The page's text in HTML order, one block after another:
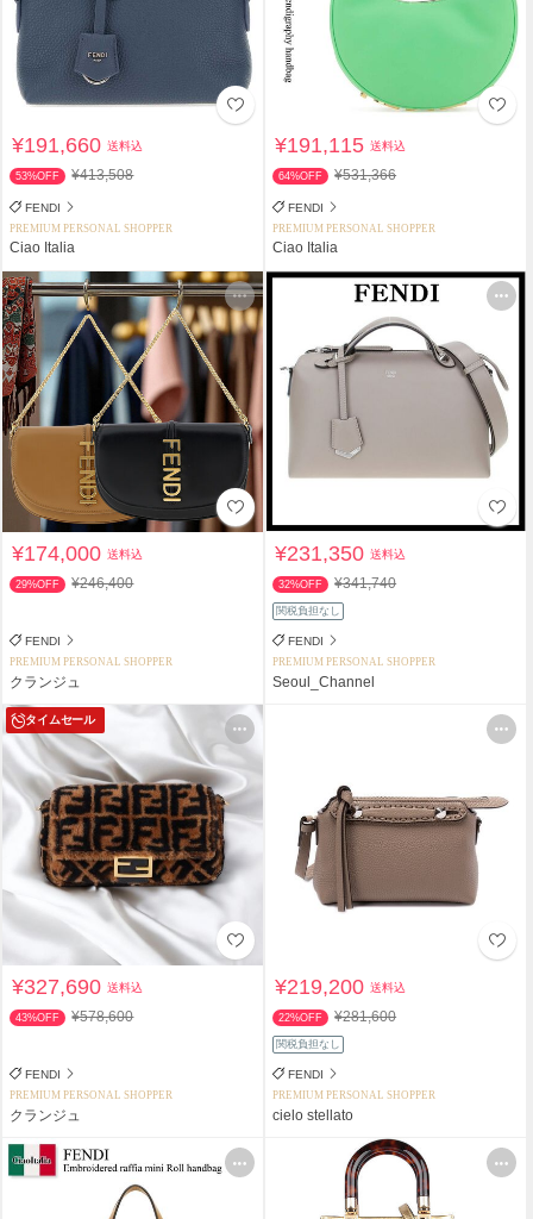
¥191,660送料込
53%OFF ¥413,508
FENDI
PREMIUM PERSONAL SHOPPER
Ciao Italia
¥191,115送料込
64%OFF ¥531,366
FENDI
PREMIUM PERSONAL SHOPPER
Ciao Italia
¥174,000送料込
29%OFF ¥246,400
FENDI
PREMIUM PERSONAL SHOPPER
クランジュ
¥231,350送料込
32%OFF ¥341,740
関税負担なし
FENDI
PREMIUM PERSONAL SHOPPER
Seoul_Channel
タイムセール
¥327,690送料込
43%OFF ¥578,600
FENDI
PREMIUM PERSONAL SHOPPER
クランジュ
¥219,200送料込
22%OFF ¥281,600
関税負担なし
FENDI
PREMIUM PERSONAL SHOPPER
cielo stellato